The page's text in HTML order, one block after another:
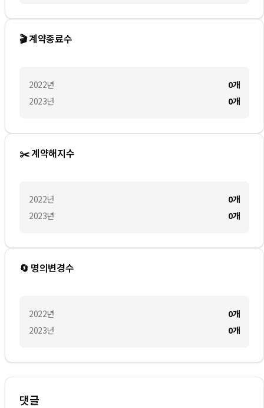
🎬 계약종료수
2022년
2023년
0개
0개
✂️ 계약해지수
2022년
2023년
0개
0개
🔄 명의변경수
2022년
2023년
0개
0개
댓글